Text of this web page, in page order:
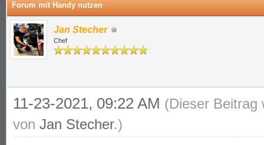
Forum mit Handy nutzen
Jan Stecher
Chef
11-23-2021, 09:22 AM (Dieser Beitrag
von Jan Stecher.)